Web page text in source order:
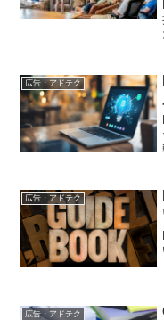
広告・アドテク
広告・アドテク
広告・アドテク